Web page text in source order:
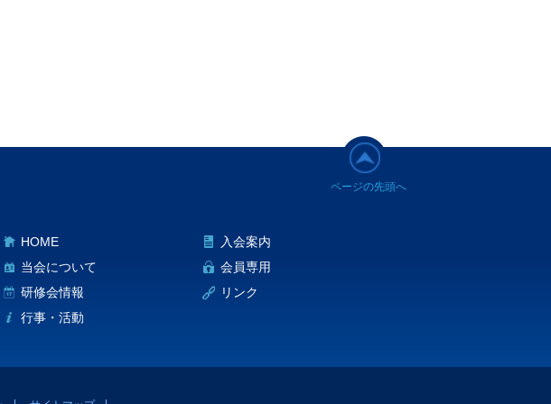
HOME
当会について
研修会情報
行事・活動
入会案内
会員専用
リンク